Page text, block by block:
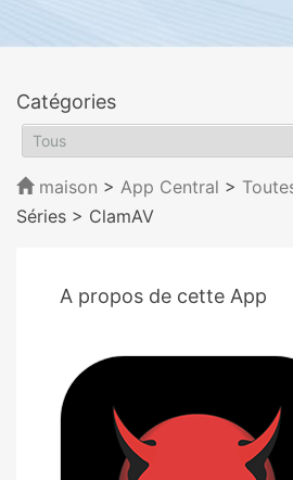
Catégories
maison > App Central >
Séries > ClamAV
A propos de cette App